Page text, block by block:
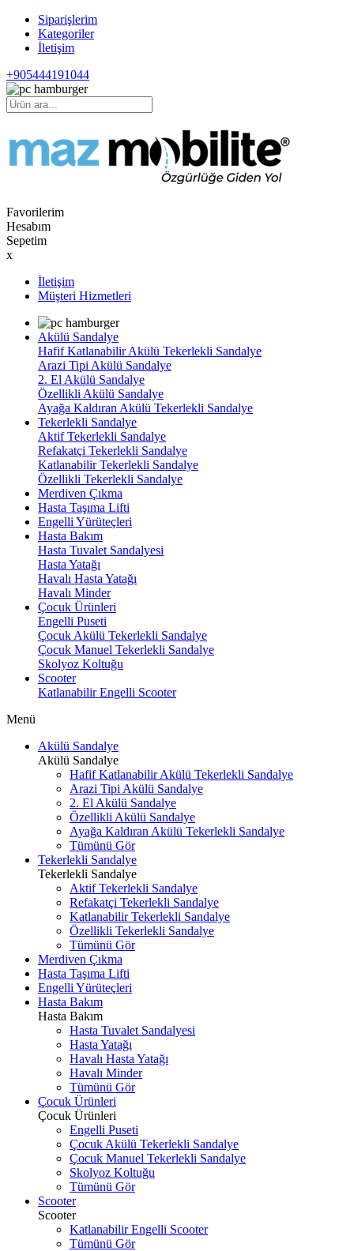
Siparişlerim
Kategoriler
İletişim
+905444191044
Favorilerim
Hesabım
Sepetim
x
İletişim
Müşteri Hizmetleri
Akülü Sandalye
Hafif Katlanabilir Akülü Tekerlekli Sandalye
Arazi Tipi Akülü Sandalye
2. El Akülü Sandalye
Özellikli Akülü Sandalye
Ayağa Kaldıran Akülü Tekerlekli Sandalye
Tekerlekli Sandalye
Aktif Tekerlekli Sandalye
Refakatçi Tekerlekli Sandalye
Katlanabilir Tekerlekli Sandalye
Özellikli Tekerlekli Sandalye
Merdiven Çıkma
Hasta Taşıma Lifti
Engelli Yürüteçleri
Hasta Bakım
Hasta Tuvalet Sandalyesi
Hasta Yatağı
Havalı Hasta Yatağı
Havalı Minder
Çocuk Ürünleri
Engelli Puseti
Çocuk Akülü Tekerlekli Sandalye
Çocuk Manuel Tekerlekli Sandalye
Skolyoz Koltuğu
Scooter
Katlanabilir Engelli Scooter
Menü
Akülü Sandalye
Akülü Sandalye
Hafif Katlanabilir Akülü Tekerlekli Sandalye
Arazi Tipi Akülü Sandalye
2. El Akülü Sandalye
Özellikli Akülü Sandalye
Ayağa Kaldıran Akülü Tekerlekli Sandalye
Tümünü Gör
Tekerlekli Sandalye
Tekerlekli Sandalye
Aktif Tekerlekli Sandalye
Refakatçi Tekerlekli Sandalye
Katlanabilir Tekerlekli Sandalye
Özellikli Tekerlekli Sandalye
Tümünü Gör
Merdiven Çıkma
Hasta Taşıma Lifti
Engelli Yürüteçleri
Hasta Bakım
Hasta Bakım
Hasta Tuvalet Sandalyesi
Hasta Yatağı
Havalı Hasta Yatağı
Havalı Minder
Tümünü Gör
Çocuk Ürünleri
Çocuk Ürünleri
Engelli Puseti
Çocuk Akülü Tekerlekli Sandalye
Çocuk Manuel Tekerlekli Sandalye
Skolyoz Koltuğu
Tümünü Gör
Scooter
Scooter
Katlanabilir Engelli Scooter
Tümünü Gör